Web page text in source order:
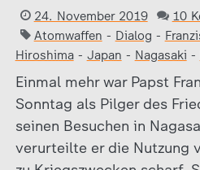
24. November 2019 10
Atomwaffen - Dialog -
Hiroshima- Japan - Nagasaki -
Einmal mehr war Papst
Sonntag als Pilger des
seinen Besuchen in
verurteilte er die Nutzung